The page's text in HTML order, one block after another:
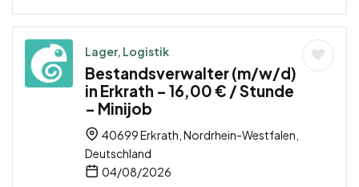
Lager, Logistik
Bestandsverwalter (m/w/d)
in Erkrath – 16,00 € / Stunde
– Minijob
40699 Erkrath, Nordrhein-Westfalen,
Deutschland
04/08/2026